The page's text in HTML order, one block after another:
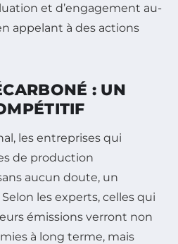
et d’engagement au-
appelant à des actions
: UN
les entreprises qui
de production
aucun doute, un
Selon les experts, celles qui
émissions verront non
à long terme, mais